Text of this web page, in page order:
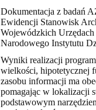
Dokumentacja z badań
Ewidencji Stanowisk
Wojewódzkich
Narodowego Instytutu
Wyniki realizacji
wielkości, hipotetycznej
zasobu informacji ma
pomagając w lokalizacji
podstawowym